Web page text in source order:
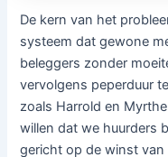
De kern van het
systeem dat gewone
beleggers zonder
vervolgens peperduur
zoals Harrold en
willen dat we huurders
gericht op de winst